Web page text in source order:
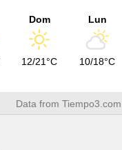
Dom
12/21°C
Lun
10/18°C
Data from Tiempo3.com